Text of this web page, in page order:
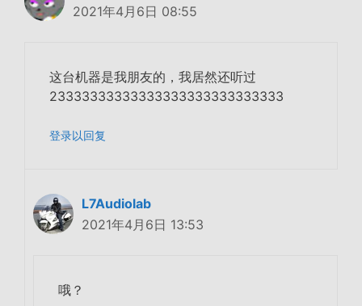
2021年4月6日 08:55
这台机器是我朋友的，我居然还听过
23333333333333333333333333333
登录以回复
L7Audiolab
2021年4月6日 13:53
哦？